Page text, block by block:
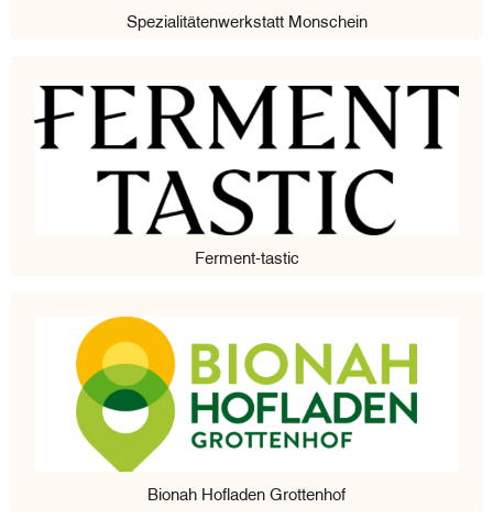
Spezialitätenwerkstatt Monschein
Ferment-tastic
Bionah Hofladen Grottenhof